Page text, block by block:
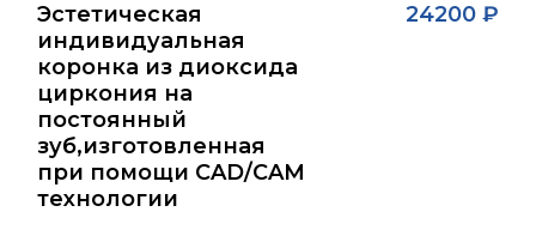
Эстетическая
индивидуальная
коронка из диоксида
циркония на
постоянный
зуб,изготовленная
при помощи CAD/CAM
технологии
24200 ₽